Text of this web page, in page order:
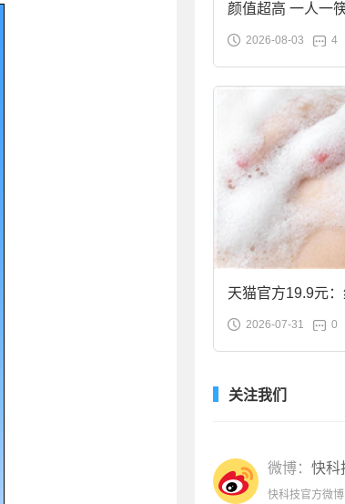
颜值超高 一人一
合金筷子大促：
2026-08-03 4
天猫官方19.9元
皂2斤大促
2026-07-31 0
关注我们
微博： 快科
快科技官方微博